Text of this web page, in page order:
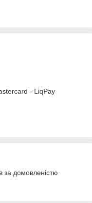
- LiqPay
за домовленістю